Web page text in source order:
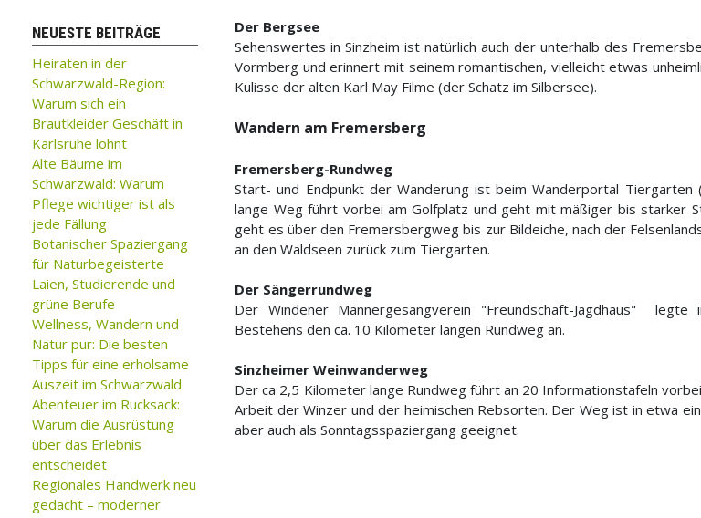
NEUESTE BEITRÄGE
Heiraten in der
Schwarzwald-Region:
Warum sich ein
Brautkleider Geschäft in
Karlsruhe lohnt
Alte Bäume im
Schwarzwald: Warum
Pflege wichtiger ist als
jede Fällung
Botanischer Spaziergang
für Naturbegeisterte
Laien, Studierende und
grüne Berufe
Wellness, Wandern und
Natur pur: Die besten
Tipps für eine erholsame
Auszeit im Schwarzwald
Abenteuer im Rucksack:
Warum die Ausrüstung
über das Erlebnis
entscheidet
Regionales Handwerk neu
gedacht – moderner
Der Bergsee
Sehenswertes in Sinzheim ist natürlich auch der unterhalb des
Vormberg und erinnert mit seinem romantischen, vielleicht etwas
Kulisse der alten Karl May Filme (der Schatz im Silbersee).
Wandern am Fremersberg
Fremersberg-Rundweg
Start- und Endpunkt der Wanderung ist beim Wanderportal
lange Weg führt vorbei am Golfplatz und geht mit mäßiger bis starker
geht es über den Fremersbergweg bis zur Bildeiche, nach der
an den Waldseen zurück zum Tiergarten.
Der Sängerrundweg
Der Windener Männergesangverein "Freundschaft-Jagdhaus"
Bestehens den ca. 10 Kilometer langen Rundweg an.
Sinzheimer Weinwanderweg
Der ca 2,5 Kilometer lange Rundweg führt an 20 Informationstafeln
Arbeit der Winzer und der heimischen Rebsorten. Der Weg ist in etwa
aber auch als Sonntagsspaziergang geeignet.